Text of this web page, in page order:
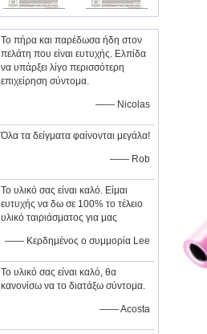
Το πήρα και παρέδωσα ήδη στον
πελάτη που είναι ευτυχής. Ελπίδα
να υπάρξει λίγο περισσότερη
επιχείρηση σύντομα.
—— Nicolas
Όλα τα δείγματα φαίνονται μεγάλα!
—— Rob
Το υλικό σας είναι καλό. Είμαι
ευτυχής να δω σε 100% το τέλειο
υλικό ταιριάσματος για μας
—— Κερδημένος ο συμμορία Lee
Το υλικό σας είναι καλό, θα
κανονίσω να το διατάξω σύντομα.
—— Acosta